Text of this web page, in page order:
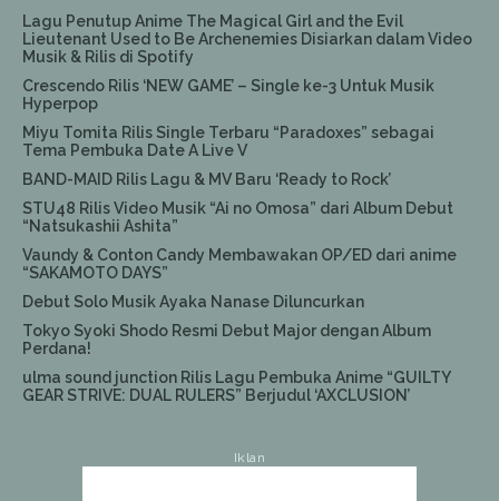
Lagu Penutup Anime The Magical Girl and the Evil
Lieutenant Used to Be Archenemies Disiarkan dalam Video
Musik & Rilis di Spotify
Crescendo Rilis ‘NEW GAME’ – Single ke-3 Untuk Musik
Hyperpop
Miyu Tomita Rilis Single Terbaru “Paradoxes” sebagai
Tema Pembuka Date A Live V
BAND-MAID Rilis Lagu & MV Baru ‘Ready to Rock’
STU48 Rilis Video Musik “Ai no Omosa” dari Album Debut
“Natsukashii Ashita”
Vaundy & Conton Candy Membawakan OP/ED dari anime
“SAKAMOTO DAYS”
Debut Solo Musik Ayaka Nanase Diluncurkan
Tokyo Syoki Shodo Resmi Debut Major dengan Album
Perdana!
ulma sound junction Rilis Lagu Pembuka Anime “GUILTY
GEAR STRIVE: DUAL RULERS” Berjudul ‘AXCLUSION’
Iklan